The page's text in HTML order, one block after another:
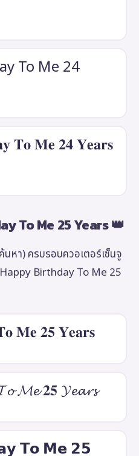
To Me 24
𝐓𝐨 𝐌𝐞 𝟐𝟒 𝐘𝐞𝐚𝐫𝐬
To Me 25 Years 👑
หา) ครบรอบควอเตอร์เซ็นจู
Birthday To Me 25
𝐌𝐞 𝟐𝟓 𝐘𝐞𝐚𝐫𝐬
𝓜𝓮 𝟐𝟓 𝓨𝓮𝓪𝓻𝓼
𝗧𝗼 𝗠𝗲 𝟮𝟱